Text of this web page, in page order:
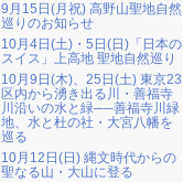
9月15日(月祝) 高野山聖地自然
巡りのお知らせ
10月4日(土)・5日(日)「日本の
スイス」上高地 聖地自然巡り
10月9日(木)、25日(土) 東京23
区内から湧き出る川・善福寺
川沿いの水と緑──善福寺川緑
地、水と杜の社・大宮八幡を
巡る
10月12日(日) 縄文時代からの
聖なる山・大山に登る